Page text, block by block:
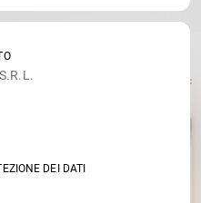
DEI DATI